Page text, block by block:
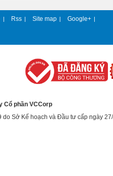
| Rss | Site map | Google+ |
Cổ phần VCCorp
Sở Kế hoạch và Đầu tư cấp ngày